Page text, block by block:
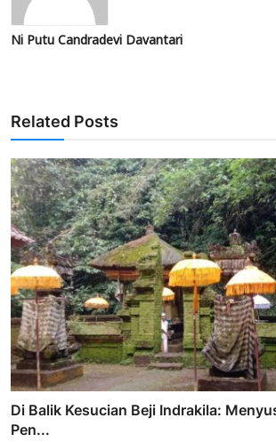
Ni Putu Candradevi Davantari
Related Posts
Di Balik Kesucian Beji Indrakila:
Pen...